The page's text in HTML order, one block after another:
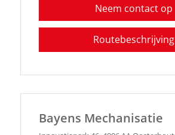
Neem contact op
Routebeschrijving
Bayens Mechanisatie